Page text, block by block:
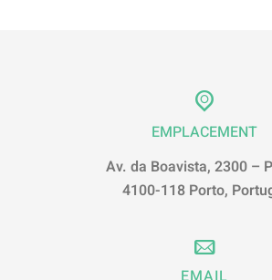
EMPLACEMENT
Av. da Boavista, 2300 –
4100-118 Porto,